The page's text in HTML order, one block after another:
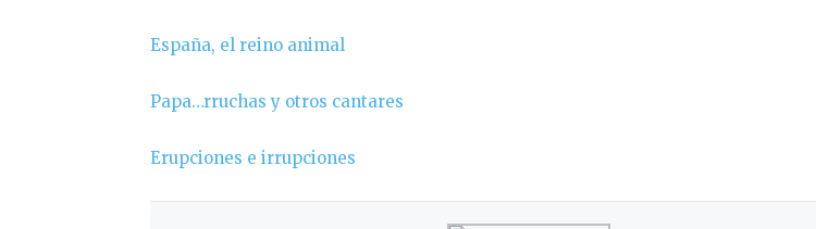
España, el reino animal
Papa…rruchas y otros cantares
Erupciones e irrupciones